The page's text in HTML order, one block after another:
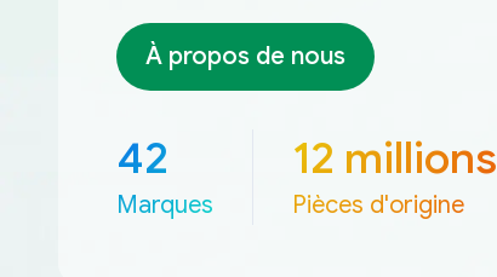
À propos de nous
42
Marques
12 millions
Pièces d'origine